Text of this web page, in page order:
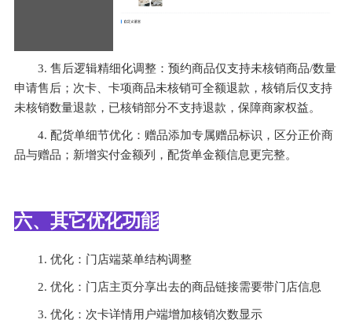
3. 售后逻辑精细化调整：预约商品仅支持未核销商品/数量
申请售后；次卡、卡项商品未核销可全额退款，核销后仅支持
未核销数量退款，已核销部分不支持退款，保障商家权益。
4. 配货单细节优化：赠品添加专属赠品标识，区分正价商
品与赠品；新增实付金额列，配货单金额信息更完整。
六、其它优化功能
1. 优化：门店端菜单结构调整
2. 优化：门店主页分享出去的商品链接需要带门店信息
3. 优化：次卡详情用户端增加核销次数显示